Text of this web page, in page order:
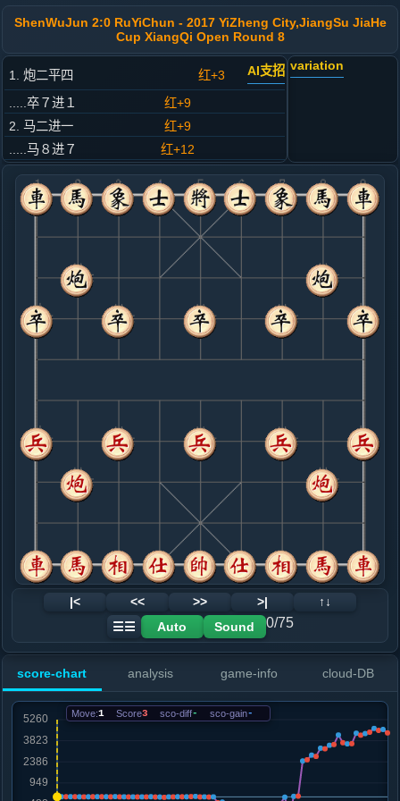
ShenWuJun 2:0 RuYiChun - 2017 YiZheng City,JiangSu JiaHe
Cup XiangQi Open Round 8
1. 炮二平四 红+3 AI支招
.....卒７进１
红+9
2. 马二进一
红+9
.....马８进７
红+12
3. 炮八平五
红+10
.....马２进３
红+4
4. 马八进七
红+1
.....车１平２
红+8
5. 车一平二
红+9
.....车９平８
6. 车九平八
红+10
.....卒３进１
红+10
砲２进４
7. 车二进四
红+5
兵一进一
8. 兵一进一
红+2
兵七进一
.....象７进５
红+3
9. 仕六进五
黑+2
炮四退一
.....砲８进２
10. 车八进六
黑+3
炮四平三
.....马３进４
红+0
砲２平１
黑+2
.....卒１进１
红+12
马４退３
12. 炮四退一
黑+8
炮五平六
黑+9
13. 炮五平三
黑+31
炮四进三
.....砲８退１
红+10
砲８退３
15. 车八平六
.....马４退６
16. 车二平四
variation
|< << >> >|
↑↓
☰☰
Auto Sound 0/75
score-chart analysis game-info cloud-DB
Move:1 Score3 sco-diff- sco-gain-